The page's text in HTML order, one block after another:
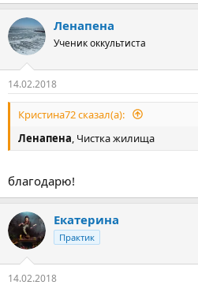
Ленапена
Ученик оккультиста
14.02.2018
Кристина72 сказал(а):
Ленапена , Чистка жилища
благодарю!
Екатерина
Практик
14.02.2018